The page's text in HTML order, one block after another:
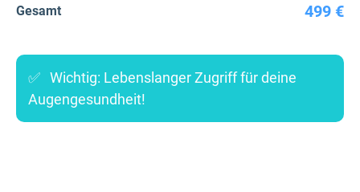
Gesamt 499 €
✅ Wichtig: Lebenslanger Zugriff für deine
Augengesundheit!